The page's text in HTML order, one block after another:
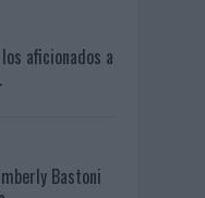
aficionados a
Bastoni